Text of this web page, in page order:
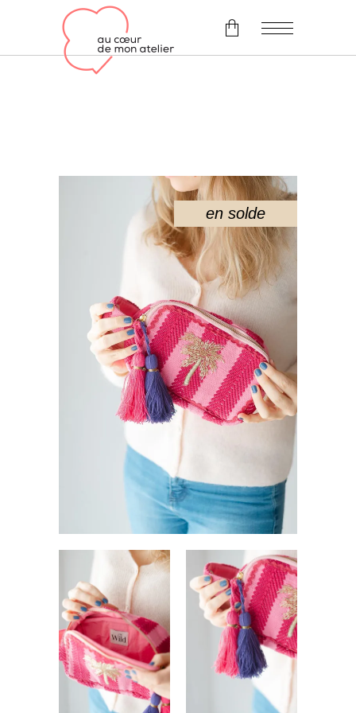
en solde